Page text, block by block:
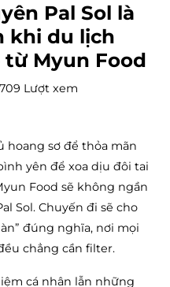
Pal Sol là
khi du lịch
từ Myun Food
709 Lượt xem
hoang sơ để thỏa mãn
yên để xoa dịu đôi tai
Food sẽ không ngần
Sol. Chuyến đi sẽ cho
đúng nghĩa, nơi mọi
chẳng cần filter.
cá nhân lẫn những